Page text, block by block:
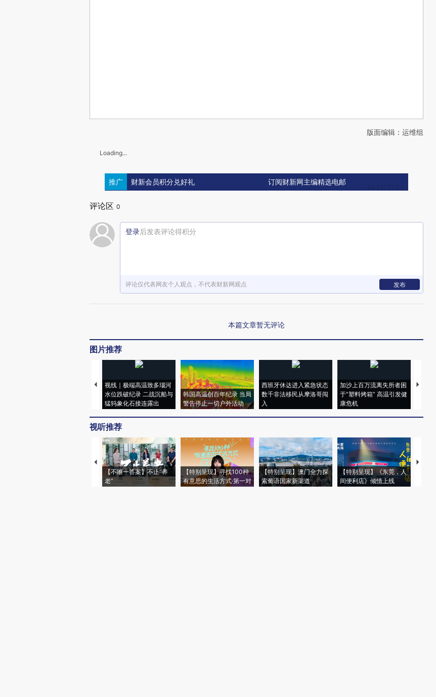
版面编辑：运维组
Loading...
推广 财新会员积分兑好礼 订阅财新网主编精选电邮
评论区 0
登录后发表评论得积分
评论仅代表网友个人观点，不代表财新网观点 发布
本篇文章暂无评论
图片推荐
视线｜极端高温致多瑙河
水位跌破纪录 二战沉船与
猛犸象化石接连露出
韩国高温创百年纪录 当局
警告停止一切户外活动
西班牙休达进入紧急状态
数千非法移民从摩洛哥闯
入
加沙上百万流离失所者困
于“塑料烤箱” 高温引发健
康危机
视线
术：
心“
视听推荐
【不唯一答案】不止“养
老”
【特别呈现】寻找100种
有意思的生活方式·第一对
【特别呈现】澳门全力探
索葡语国家新渠道
【特别呈现】《东莞，人
间便利店》倾情上线
【推
会，